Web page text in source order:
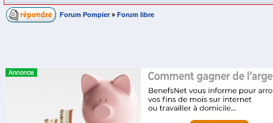
Forum Pompier » Forum libre